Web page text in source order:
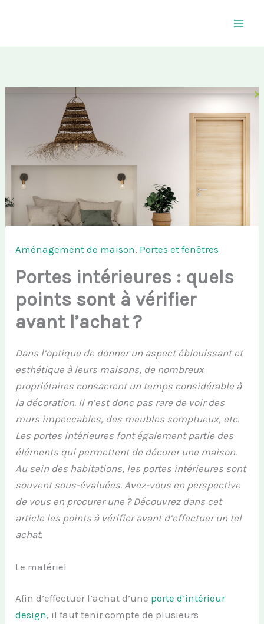
Aménagement de maison, Portes et fenêtres
Portes intérieures : quels
points sont à vérifier
avant l’achat ?
Dans l’optique de donner un aspect éblouissant et
esthétique à leurs maisons, de nombreux
propriétaires consacrent un temps considérable à
la décoration. Il n’est donc pas rare de voir des
murs impeccables, des meubles somptueux, etc.
Les portes intérieures font également partie des
éléments qui permettent de décorer une maison.
Au sein des habitations, les portes intérieures sont
souvent sous-évaluées. Avez-vous en perspective
de vous en procurer une ? Découvrez dans cet
article les points à vérifier avant d’effectuer un tel
achat.
Le matériel
Afin d’effectuer l’achat d’une porte d’intérieur
design, il faut tenir compte de plusieurs